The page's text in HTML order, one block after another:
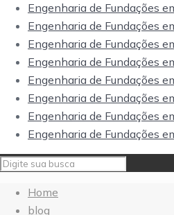
Engenharia de Fundações
Engenharia de Fundações
Engenharia de Fundações
Engenharia de Fundações
Engenharia de Fundações
Engenharia de Fundações
Engenharia de Fundações
Engenharia de Fundações
Home
blog